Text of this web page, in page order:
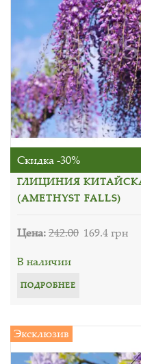
Скидка -30%
ГЛИЦИНИЯ
(AMETHYST FALLS)
Цена:242.00 169.4 грн
В наличии
ПОДРОБНЕЕ
Эксклюзив